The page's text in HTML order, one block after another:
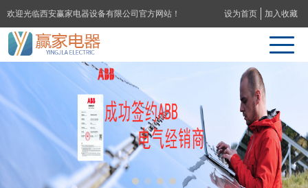
欢迎光临西安赢家电器设备有限公司官方网站！ 设为首页 加入收藏